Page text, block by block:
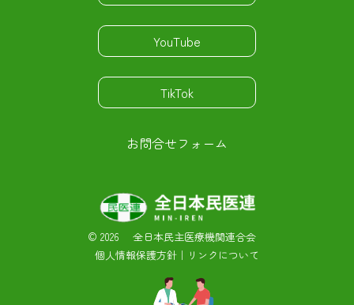
YouTube
TikTok
お問合せフォーム
© 2026 全日本民主医療機関連合会
個人情報保護方針 ｜ リンクについて